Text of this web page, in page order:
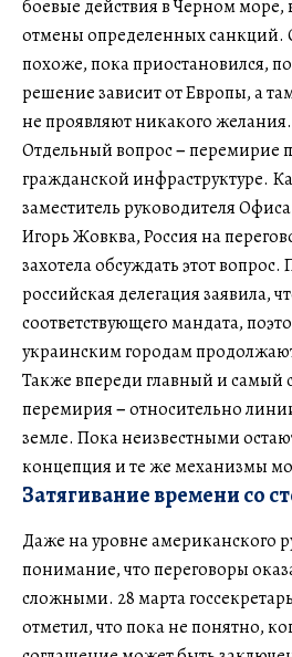
боевые действия в Черном море,
отмены определенных санкций.
похоже, пока приостановился,
решение зависит от Европы, а
не проявляют никакого желания.
Отдельный вопрос–перемирие
гражданской инфраструктуре.
заместитель руководителя
Игорь Жовква, Россия на
захотела обсуждать этот вопрос.
российская делегация заявила,
соответствующего мандата,
украинским городам
Также впереди главный и самый
перемирия–относительно
земле. Пока неизвестными
концепция и те же механизмы
Затягивание времени со
Даже на уровне американского
понимание, что переговоры
сложными. 28 марта
отметил, что пока не понятно,